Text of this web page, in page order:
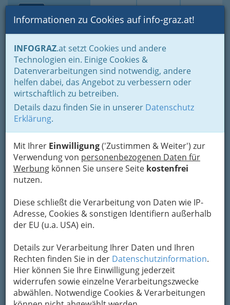
Suche Login Toggle
Informationen zu Cookies auf info-graz.at!
INFOGRAZ.at setzt Cookies und andere
Technologien ein. Einige Cookies &
Datenverarbeitungen sind notwendig, andere
helfen dabei, das Angebot zu verbessern oder
wirtschaftlich zu betreiben.
Details dazu finden Sie in unserer Datenschutz
Erklärung.
Mit Ihrer Einwilligung('Zustimmen & Weiter') zur
Verwendung von personenbezogenen Daten für
Werbung können Sie unsere Seite kostenfrei
nutzen.
Diese schließt die Verarbeitung von Daten wie IP-
Adresse, Cookies & sonstigen Identifiern außerhalb
der EU (u.a. USA) ein.
Details zur Verarbeitung Ihrer Daten und Ihren
Rechten finden Sie in der Datenschutzinformation.
Hier können Sie Ihre Einwilligung jederzeit
widerrufen sowie einzelne Verarbeitungszwecke
abwählen. Notwendige Cookies & Verarbeitungen
Home Branchen
Gesundheit und Soziales
Medizin - Spezialgebiete & Alternatives
Wichtige Adressen im Gesundheits- und Sozialbereich
Bürgerservice und Info -
Point - Europa
Landhausgasse 2, 8010 Graz
Karte
Adresse mit Google Maps anschauen